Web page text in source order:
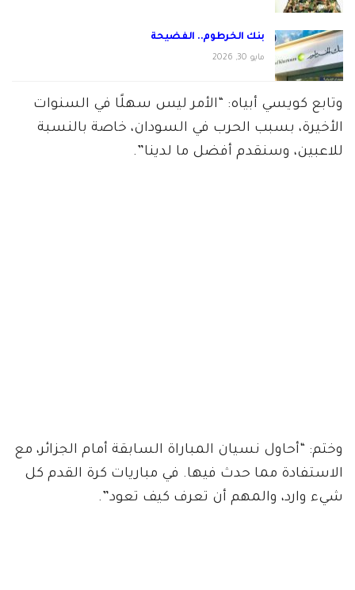
بنك الخرطوم.. الفضيحة
مايو 30, 2026
وتابع كويسي أبياه: “الأمر ليس سهلًا في السنوات
الأخيرة، بسبب الحرب في السودان، خاصة بالنسبة
للاعبين، وسنقدم أفضل ما لدينا”.
وختم: “أحاول نسيان المباراة السابقة أمام الجزائر، مع
الاستفادة مما حدث فيها. في مباريات كرة القدم كل
شيء وارد، والمهم أن تعرف كيف تعود”.